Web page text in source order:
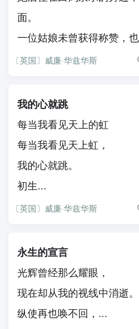
面。
一位姑娘未曾获得称赞，
〔英国〕威廉·华兹华斯
我的心就跳
每当我看见天上的虹
每当我看见天上虹，
我的心就跳。
初生...
〔英国〕威廉·华兹华斯
永生的宣言
光辉曾经那么耀眼，
现在却从我的视线中消逝。
纵使再也唤不回，...